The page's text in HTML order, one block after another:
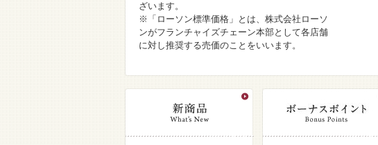
ざいます。
※「ローソン標準価格」とは、株式会社ローソ
ンがフランチャイズチェーン本部として各店舗
に対し推奨する売価のことをいいます。